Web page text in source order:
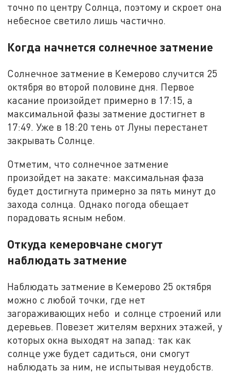
точно по центру Солнца, поэтому и скроет она
небесное светило лишь частично.
Когда начнется солнечное затмение
Солнечное затмение в Кемерово случится 25
октября во второй половине дня. Первое
касание произойдет примерно в 17:15, а
максимальной фазы затмение достигнет в
17:49. Уже в 18:20 тень от Луны перестанет
закрывать Солнце.
Отметим, что солнечное затмение
произойдет на закате: максимальная фаза
будет достигнута примерно за пять минут до
захода солнца. Однако погода обещает
порадовать ясным небом.
Откуда кемеровчане смогут
наблюдать затмение
Наблюдать затмение в Кемерово 25 октября
можно с любой точки, где нет
загораживающих небо и солнце строений или
деревьев. Повезет жителям верхних этажей, у
которых окна выходят на запад: так как
солнце уже будет садиться, они смогут
наблюдать за ним, не испытывая неудобств.